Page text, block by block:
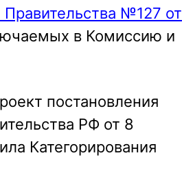
№127 от
в Комиссию и
постановления
РФ от 8
Категорирования